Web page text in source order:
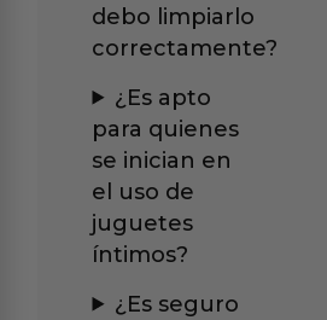
debo limpiarlo
correctamente?
¿Es apto
para quienes
se inician en
el uso de
juguetes
íntimos?
¿Es seguro